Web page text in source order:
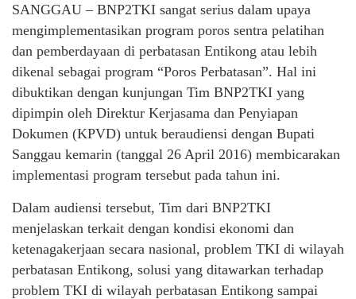
SANGGAU – BNP2TKI sangat serius dalam upaya
mengimplementasikan program poros sentra pelatihan
dan pemberdayaan di perbatasan Entikong atau lebih
dikenal sebagai program “Poros Perbatasan”. Hal ini
dibuktikan dengan kunjungan Tim BNP2TKI yang
dipimpin oleh Direktur Kerjasama dan Penyiapan
Dokumen (KPVD) untuk beraudiensi dengan Bupati
Sanggau kemarin (tanggal 26 April 2016) membicarakan
implementasi program tersebut pada tahun ini.
Dalam audiensi tersebut, Tim dari BNP2TKI
menjelaskan terkait dengan kondisi ekonomi dan
ketenagakerjaan secara nasional, problem TKI di wilayah
perbatasan Entikong, solusi yang ditawarkan terhadap
problem TKI di wilayah perbatasan Entikong sampai